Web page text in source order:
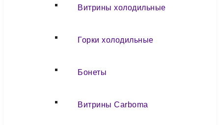
Витрины холодильные
Горки холодильные
Бонеты
Витрины Carboma